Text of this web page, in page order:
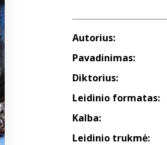
Autorius:
Pavadinimas:
Diktorius:
Leidinio formatas:
Kalba:
Leidinio trukmė: